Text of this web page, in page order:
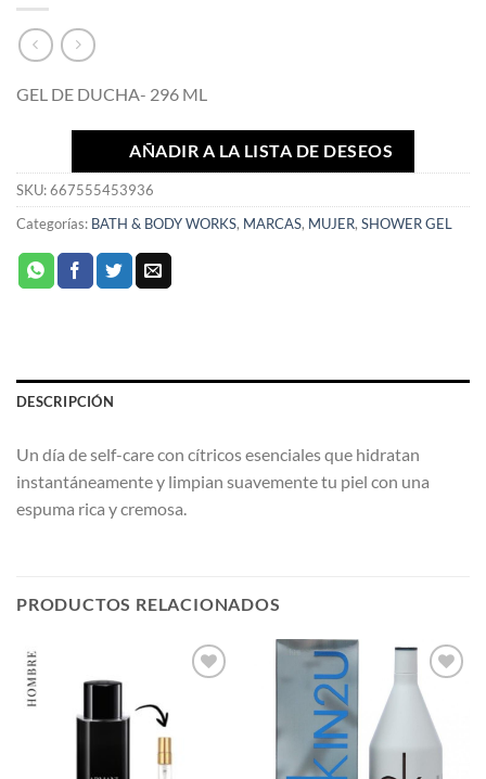
GEL DE DUCHA- 296 ML
AÑADIR A LA LISTA DE DESEOS
SKU:667555453936
Categorías: BATH & BODY WORKS, MARCAS, MUJER, SHOWER GEL
DESCRIPCIÓN
Un día de self-care con cítricos esenciales que hidratan
instantáneamente y limpian suavemente tu piel con una
espuma rica y cremosa.
PRODUCTOS RELACIONADOS
A LA
LISTA
DESEOS
AÑADIR
A LA
LISTA